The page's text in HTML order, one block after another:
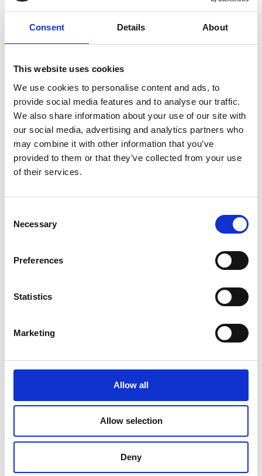
Consent Details About
This website uses cookies
We use cookies to personalise content and ads, to
provide social media features and to analyse our traffic.
We also share information about your use of our site with
our social media, advertising and analytics partners who
may combine it with other information that you’ve
provided to them or that they’ve collected from your use
of their services.
Selection
Necessary
Preferences
Statistics
Marketing
Allow all
Allow selection
Deny
Banderoles
Des salons commerciaux aux inaugurations officielles, les
banderoles attirent l’attention et communiquent votre
message avec force. Nous offrons des banderoles de
dimensions standards ou sur mesure. Nous pouvons même
les monter sur un support pour afficher clairement votre
présence.
affiches d’allure professionnelle dans un vaste choix de
formats. Nous pouvons aussi les monter sur un support et
Finition de documents
Démarquez-vous par la qualité de vos documents et de vos
Reliure
Mise en bloc